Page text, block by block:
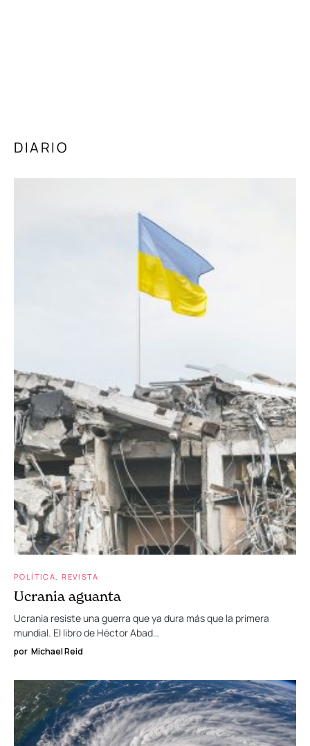
DIARIO
POLÍTICA REVISTA
Ucrania aguanta
Ucrania resiste una guerra que ya dura más que la primera
mundial. El libro de Héctor Abad…
por Michael Reid